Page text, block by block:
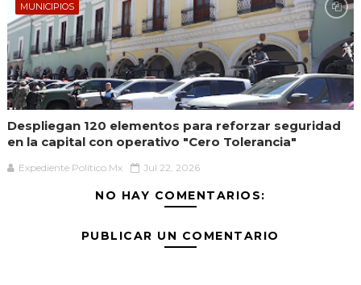
MUNICIPIOS
Despliegan 120 elementos para reforzar seguridad
en la capital con operativo "Cero Tolerancia"
Expediente Político.Mx Jul 22, 2026
NO HAY COMENTARIOS:
PUBLICAR UN COMENTARIO